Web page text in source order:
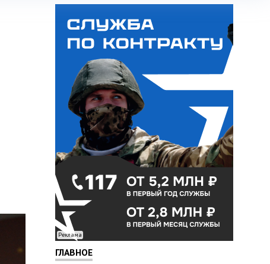
Реклама
ГЛАВНОЕ